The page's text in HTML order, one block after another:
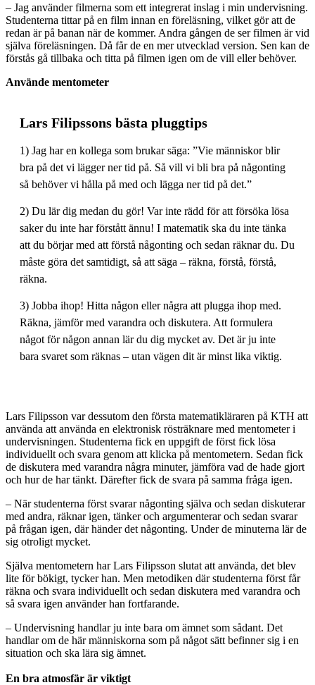
– Jag använder filmerna som ett integrerat inslag i min undervisning.
Studenterna tittar på en film innan en föreläsning, vilket gör att de
redan är på banan när de kommer. Andra gången de ser filmen är vid
själva föreläsningen. Då får de en mer utvecklad version. Sen kan de
förstås gå tillbaka och titta på filmen igen om de vill eller behöver.
Använde mentometer
Lars Filipssons bästa pluggtips
1) Jag har en kollega som brukar säga: ”Vie människor blir
bra på det vi lägger ner tid på. Så vill vi bli bra på någonting
så behöver vi hålla på med och lägga ner tid på det.”
2) Du lär dig medan du gör! Var inte rädd för att försöka lösa
saker du inte har förstått ännu! I matematik ska du inte tänka
att du börjar med att förstå någonting och sedan räknar du. Du
måste göra det samtidigt, så att säga – räkna, förstå, förstå,
räkna.
3) Jobba ihop! Hitta någon eller några att plugga ihop med.
Räkna, jämför med varandra och diskutera. Att formulera
något för någon annan lär du dig mycket av. Det är ju inte
bara svaret som räknas – utan vägen dit är minst lika viktig.
Lars Filipsson var dessutom den första matematikläraren på KTH att
använda att använda en elektronisk rösträknare med mentometer i
undervisningen. Studenterna fick en uppgift de först fick lösa
individuellt och svara genom att klicka på mentometern. Sedan fick
de diskutera med varandra några minuter, jämföra vad de hade gjort
och hur de har tänkt. Därefter fick de svara på samma fråga igen.
– När studenterna först svarar någonting själva och sedan diskuterar
med andra, räknar igen, tänker och argumenterar och sedan svarar
på frågan igen, där händer det någonting. Under de minuterna lär de
sig otroligt mycket.
Själva mentometern har Lars Filipsson slutat att använda, det blev
lite för bökigt, tycker han. Men metodiken där studenterna först får
räkna och svara individuellt och sedan diskutera med varandra och
så svara igen använder han fortfarande.
– Undervisning handlar ju inte bara om ämnet som sådant. Det
handlar om de här människorna som på något sätt befinner sig i en
situation och ska lära sig ämnet.
En bra atmosfär är viktigt